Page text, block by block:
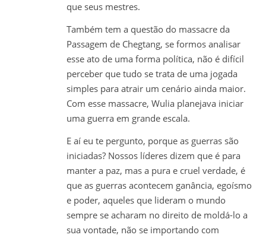
que seus mestres.
Também tem a questão do massacre da
Passagem de Chegtang, se formos analisar
esse ato de uma forma política, não é difícil
perceber que tudo se trata de uma jogada
simples para atrair um cenário ainda maior.
Com esse massacre, Wulia planejava iniciar
uma guerra em grande escala.
E aí eu te pergunto, porque as guerras são
iniciadas? Nossos líderes dizem que é para
manter a paz, mas a pura e cruel verdade, é
que as guerras acontecem ganância, egoísmo
e poder, aqueles que lideram o mundo
sempre se acharam no direito de moldá-lo a
sua vontade, não se importando com